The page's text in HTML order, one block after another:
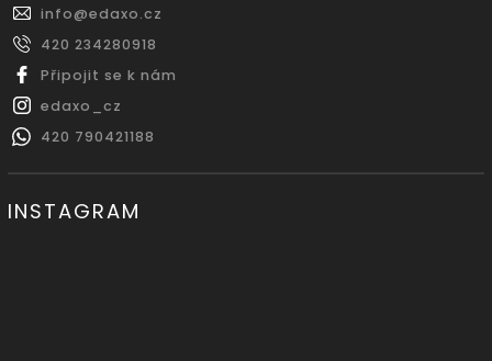
info@edaxo.cz
420 234280918
Připojit se k nám
edaxo_cz
420 790421188
INSTAGRAM